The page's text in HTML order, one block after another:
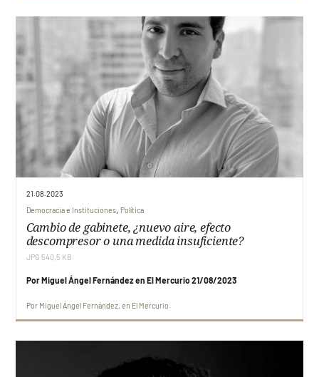
21.08.2023
Democracia e Instituciones, Política
Cambio de gabinete, ¿nuevo aire, efecto
descompresor o una medida insuficiente?
JPG 540,5 KB
Por Miguel Ángel Fernández en El Mercurio 21/08/2023
Por Miguel Ángel Fernández en El Mercurio